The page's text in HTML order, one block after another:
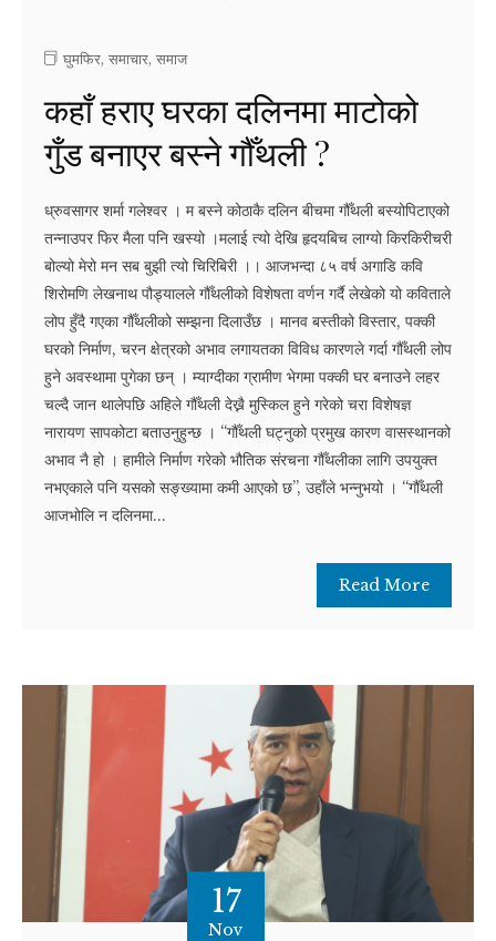
घुमफिर, समाचार, समाज
कहाँ हराए घरका दलिनमा माटोको
गुँड बनाएर बस्ने गौँथली ?
ध्रुवसागर शर्मा गलेश्वर । म बस्ने कोठाकै दलिन बीचमा गौँथली बस्योपिटाएको
तन्नाउपर फिर मैला पनि खस्यो ।मलाई त्यो देखि हृदयबिच लाग्यो किरकिरीचरी
बोल्यो मेरो मन सब बुझी त्यो चिरिबिरी ।। आजभन्दा ८५ वर्ष अगाडि कवि
शिरोमणि लेखनाथ पौड्यालले गौँथलीको विशेषता वर्णन गर्दै लेखेको यो कविताले
लोप हुँदै गएका गौँथलीको सम्झना दिलाउँछ । मानव बस्तीको विस्तार, पक्की
घरको निर्माण, चरन क्षेत्रको अभाव लगायतका विविध कारणले गर्दा गौँथली लोप
हुने अवस्थामा पुगेका छन् । म्याग्दीका ग्रामीण भेगमा पक्की घर बनाउने लहर
चल्दै जान थालेपछि अहिले गौँथली देख्नै मुस्किल हुने गरेको चरा विशेषज्ञ
नारायण सापकोटा बताउनुहुन्छ । “गौँथली घट्नुको प्रमुख कारण वासस्थानको
अभाव नै हो । हामीले निर्माण गरेको भौतिक संरचना गौँथलीका लागि उपयुक्त
नभएकाले पनि यसको सङ्ख्यामा कमी आएको छ”, उहाँले भन्नुभयो । “गौँथली
आजभोलि न दलिनमा...
Read More
17
Nov